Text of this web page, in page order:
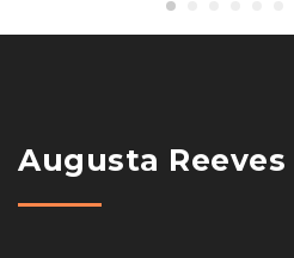
Augusta Reeves